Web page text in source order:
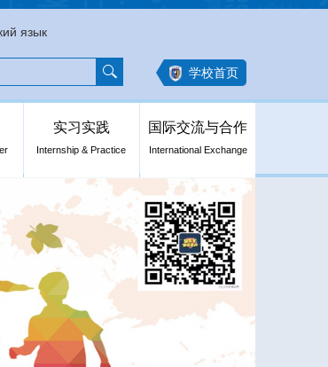
язык
学校首页
实习实践
Internship & Practice
国际交流与合作
International Exchange